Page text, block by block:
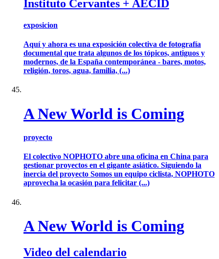
Instituto Cervantes + AECID
exposicion
Aquí y ahora es una exposición colectiva de fotografía
documental que trata algunos de los tópicos, antiguos y
modernos, de la España contemporánea - bares, motos,
religión, toros, agua, familia, (...)
A New World is Coming
proyecto
El colectivo NOPHOTO abre una oficina en China para
gestionar proyectos en el gigante asiático. Siguiendo la
inercia del proyecto Somos un equipo ciclista, NOPHOTO
aprovecha la ocasión para felicitar (...)
A New World is Coming
Video del calendario